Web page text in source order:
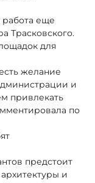
работа еще
Трасковского.
для
желание
и
привлекать
по
предстоит
и